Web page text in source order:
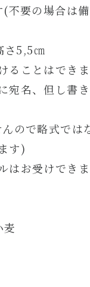
不要の場合は
5,5㎝
ることはでき
宛名、但し書
ので略式では
す)
はお受けでき
麦